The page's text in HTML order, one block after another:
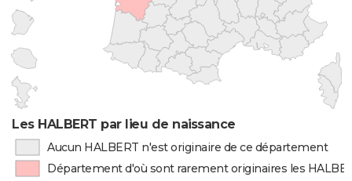
Les HALBERT par lieu de naissance
Aucun HALBERT n'est originaire de ce département
Département d'où sont rarement originaires les